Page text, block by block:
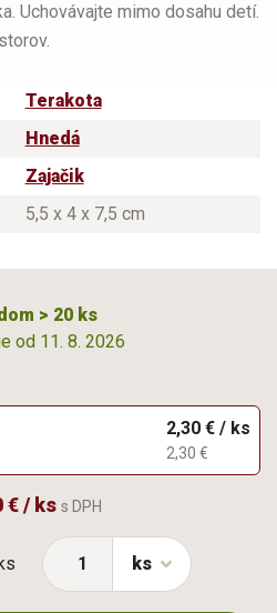
Uchovávajte mimo dosahu detí.
Terakota
Hnedá
Zajačik
5,5 x 4 x 7,5 cm
> 20 ks
od 11. 8. 2026
2,30 € / ks
2,30 €
€ / ks s DPH
ks